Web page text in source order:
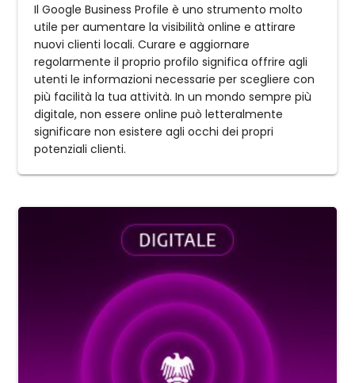
Il Google Business Profile è uno strumento molto
utile per aumentare la visibilità online e attirare
nuovi clienti locali. Curare e aggiornare
regolarmente il proprio profilo significa offrire agli
utenti le informazioni necessarie per scegliere con
più facilità la tua attività. In un mondo sempre più
digitale, non essere online può letteralmente
significare non esistere agli occhi dei propri
potenziali clienti.